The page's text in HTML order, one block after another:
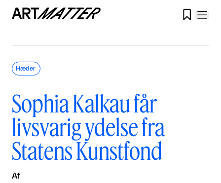

Sophia Kalkau får
livsvarig ydelse fra
Statens Kunstfond
Af
Hæder